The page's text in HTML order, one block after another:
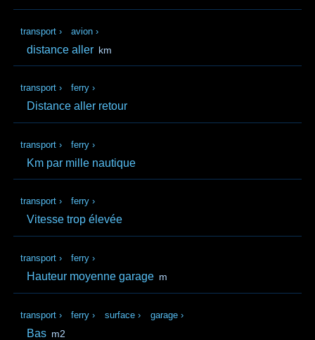
transport › avion ›
distance aller km
transport › ferry ›
Distance aller retour
transport › ferry ›
Km par mille nautique
transport › ferry ›
Vitesse trop élevée
transport › ferry ›
Hauteur moyenne garage m
transport › ferry › surface › garage ›
Bas m2